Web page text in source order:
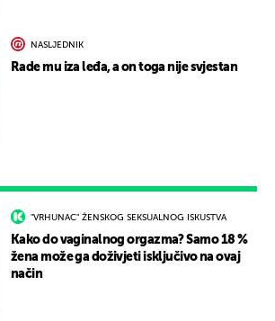
"VRHUNAC" ŽENSKOG SEKSUALNOG ISKUSTVA
Kako do vaginalnog orgazma? Samo 18 %
žena može ga doživjeti isključivo na ovaj
način
NASLJEDNIK
Rade mu iza leđa, a on toga nije svjestan